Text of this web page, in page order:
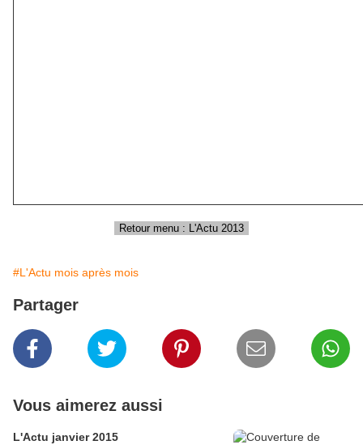
#L'Actu mois après mois
Partager
Vous aimerez aussi
L'Actu janvier 2015